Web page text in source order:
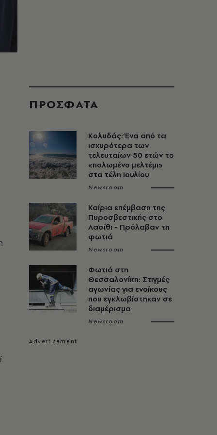
ΠΡΟΣΦΑΤΑ
Κολυδάς: Ένα από τα
ισχυρότερα των
τελευταίων 50 ετών το
«πολωμένο μελτέμι»
στα τέλη Ιουλίου
Newsroom
Καίρια επέμβαση της
Πυροσβεστικής στο
Λασίθι - Πρόλαβαν τη
φωτιά
Newsroom
Φωτιά στη
Θεσσαλονίκη: Στιγμές
αγωνίας για ενοίκους
που εγκλωβίστηκαν σε
διαμέρισμα
Newsroom